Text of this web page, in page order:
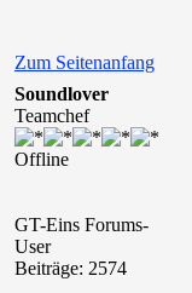
Zum Seitenanfang
Soundlover
Teamchef
Offline
GT-Eins Forums-
User
Beiträge: 2574